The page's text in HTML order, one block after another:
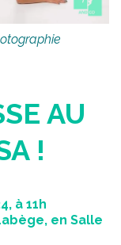
AU
!
à 11h
en Salle